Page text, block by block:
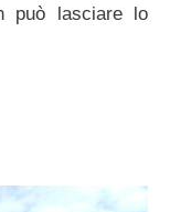
può lasciare lo